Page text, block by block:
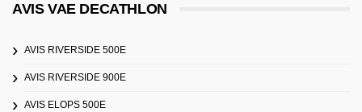
AVIS VAE DECATHLON
AVIS RIVERSIDE 500E
AVIS RIVERSIDE 900E
AVIS ELOPS 500E